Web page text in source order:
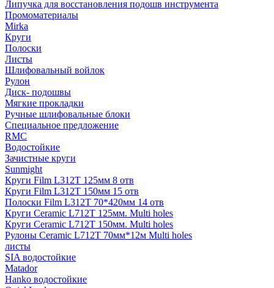
Липучка для восстановления подошв инструмента
Промоматериалы
Mirka
Круги
Полоски
Листы
Шлифовальный войлок
Рулон
Диск- подошвы
Мягкие прокладки
Ручные шлифовальные блоки
Специальное предложение
RMC
Водостойкие
Зачистные круги
Sunmight
Круги Film L312T 125мм 8 отв
Круги Film L312T 150мм 15 отв
Полоски Film L312T 70*420мм 14 отв
Круги Ceramic L712T 125мм. Multi holes
Круги Ceramic L712T 150мм. Multi holes
Рулоны Ceramic L712T 70мм*12м Multi holes
листы
SIA водостойкие
Matador
Hanko водостойкие